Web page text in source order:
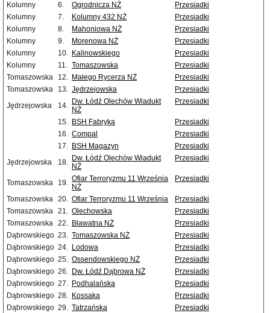
Kolumny
6. Ogrodnicza NŻ
Przesiadki
Kolumny
7. Kolumny 432 NŻ
Przesiadki
Kolumny
8. Mahoniowa NŻ
Przesiadki
Kolumny
9. Morenowa NŻ
Przesiadki
Kolumny
10. Kalinowskiego
Przesiadki
Kolumny
11. Tomaszowska
Przesiadki
Tomaszowska
12. Małego Rycerza NŻ
Przesiadki
Tomaszowska
13. Jędrzejowska
Przesiadki
Jędrzejowska
14. Dw. Łódź Olechów Wiadukt
NŻ
Przesiadki
15. BSH Fabryka
Przesiadki
16. Compal
Przesiadki
17. BSH Magazyn
Przesiadki
Jędrzejowska
18. Dw. Łódź Olechów Wiadukt
NŻ
Przesiadki
Tomaszowska 19. Ofiar Terroryzmu 11 Września
NŻ
Przesiadki
Tomaszowska 20. Ofiar Terroryzmu 11 Września
Przesiadki
Tomaszowska 21. Olechowska
Przesiadki
Tomaszowska 22. Bławatna NŻ
Przesiadki
Dąbrowskiego 23. Tomaszowska NŻ
Przesiadki
Dąbrowskiego 24. Lodowa
Przesiadki
Dąbrowskiego 25. Ossendowskiego NŻ
Przesiadki
Dąbrowskiego 26. Dw. Łódź Dąbrowa NŻ
Przesiadki
Dąbrowskiego 27. Podhalańska
Przesiadki
Dąbrowskiego 28. Kossaka
Przesiadki
Dąbrowskiego 29. Tatrzańska
Przesiadki